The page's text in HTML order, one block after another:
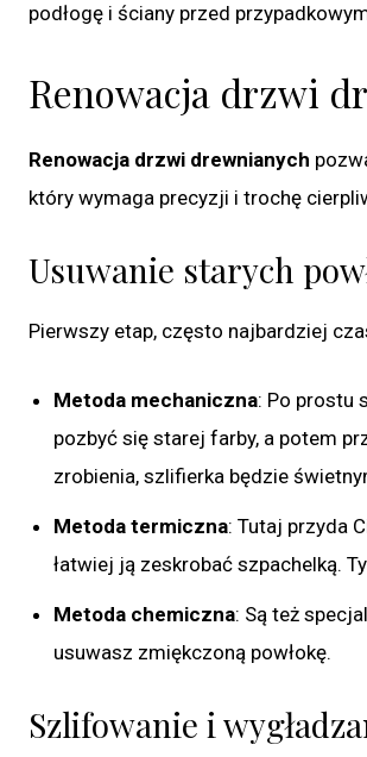
podłogę i ściany przed
Renowacja drzwi
Renowacja drzwi drewnianych
który wymaga precyzji i trochę
Usuwanie starych
Pierwszy etap, często najbardziej
Metoda mechaniczna: Po prostu
pozbyć się starej farby, a potem
zrobienia, szlifierka będzie
Metoda termiczna: Tutaj przyda
łatwiej ją zeskrobać szpachelką.
Metoda chemiczna: Są też
usuwasz zmiękczoną powłokę.
Szlifowanie i